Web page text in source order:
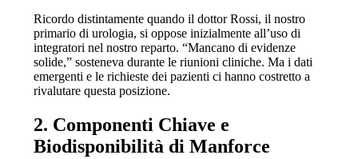
Ricordo distintamente quando il dottor Rossi, il nostro
primario di urologia, si oppose inizialmente all’uso di
integratori nel nostro reparto. “Mancano di evidenze
solide,” sosteneva durante le riunioni cliniche. Ma i dati
emergenti e le richieste dei pazienti ci hanno costretto a
rivalutare questa posizione.
2. Componenti Chiave e
Biodisponibilità di Manforce